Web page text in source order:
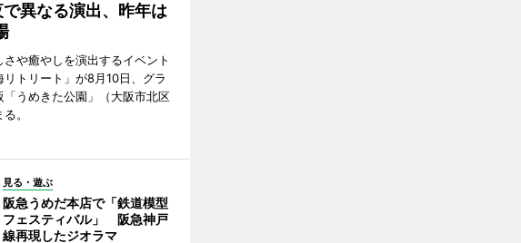
異なる演出、昨年は
さや癒やしを演出するイベント
リトリート」が8月10日、グラ
「うめきた公園」（大阪市北区
。
見る・遊ぶ
阪急うめだ本店で「鉄道模型
フェスティバル」 阪急神戸
線再現したジオラマ